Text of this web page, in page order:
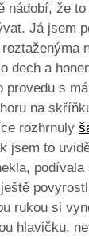
nádobí, že
Já jsem
dech a
s
na
rozhrnuly
jsem to
rukou si
hlavičku,